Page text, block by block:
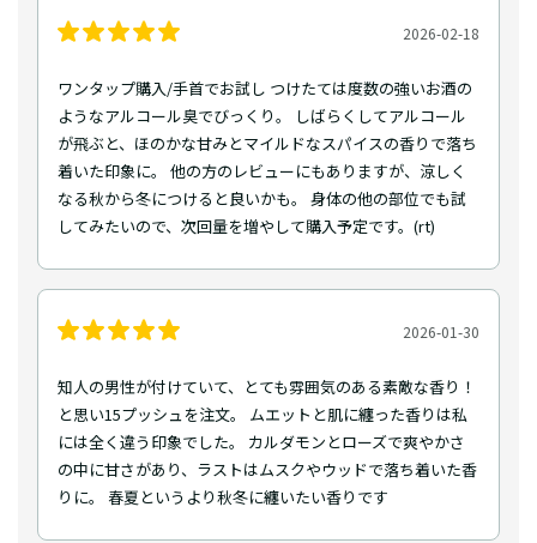
2026-02-18
ワンタップ購入/手首でお試し つけたては度数の強いお酒の
ようなアルコール臭でびっくり。 しばらくしてアルコール
が飛ぶと、ほのかな甘みとマイルドなスパイスの香りで落ち
着いた印象に。 他の方のレビューにもありますが、涼しく
なる秋から冬につけると良いかも。 身体の他の部位でも試
してみたいので、次回量を増やして購入予定です。(rt)
2026-01-30
知人の男性が付けていて、とても雰囲気のある素敵な香り！
と思い15プッシュを注文。 ムエットと肌に纏った香りは私
には全く違う印象でした。 カルダモンとローズで爽やかさ
の中に甘さがあり、ラストはムスクやウッドで落ち着いた香
りに。 春夏というより秋冬に纏いたい香りです